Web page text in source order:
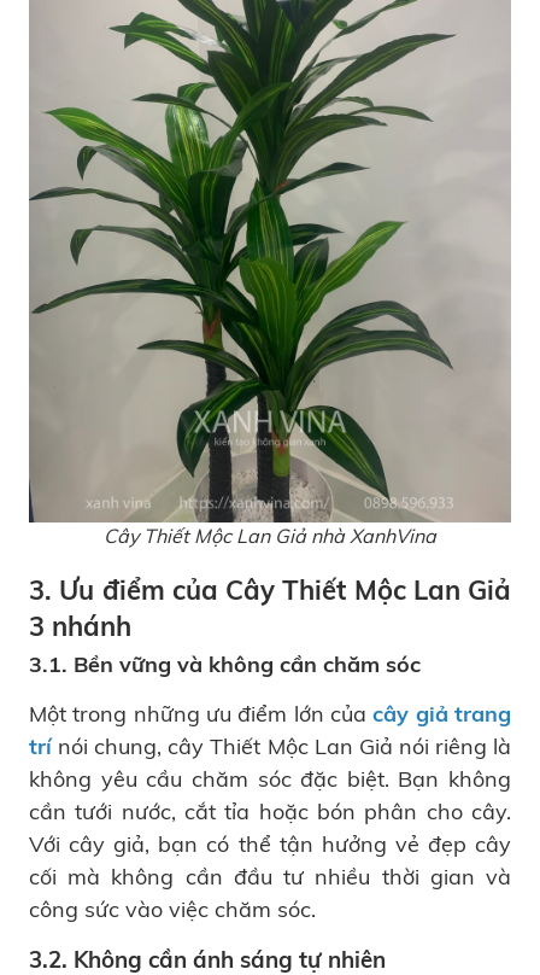
Cây Thiết Mộc Lan Giả nhà XanhVina
3. Ưu điểm của Cây Thiết Mộc Lan Giả
3 nhánh
3.1. Bền vững và không cần chăm sóc
Một trong những ưu điểm lớn củacây giả trang
trínói chung, cây Thiết Mộc Lan Giả nói riêng là
không yêu cầu chăm sóc đặc biệt. Bạn không
cần tưới nước, cắt tỉa hoặc bón phân cho cây.
Với cây giả, bạn có thể tận hưởng vẻ đẹp cây
cối mà không cần đầu tư nhiều thời gian và
công sức vào việc chăm sóc.
3.2. Không cần ánh sáng tự nhiên